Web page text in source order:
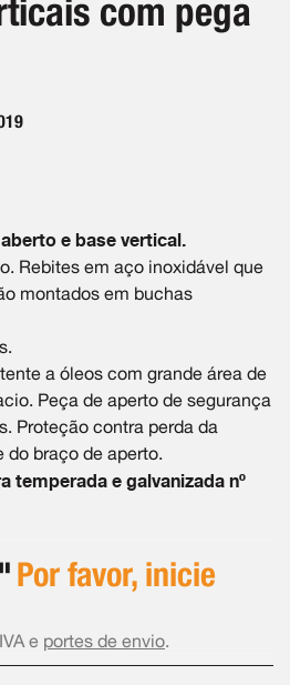
com pega
e base vertical.
Rebites em aço inoxidável que
montados em buchas
a óleos com grande área de
Peça de aperto de segurança
Proteção contra perda da
do braço de aperto.
temperada e galvanizada nº
Por favor, inicie
e portes de envio.